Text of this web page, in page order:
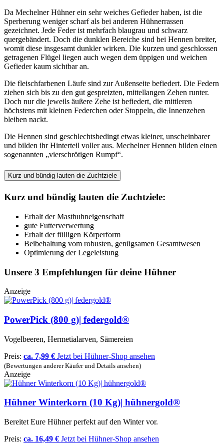
Da Mechelner Hühner ein sehr weiches Gefieder haben, ist die
Sperberung weniger scharf als bei anderen Hühnerrassen
gezeichnet. Jede Feder ist mehrfach blaugrau und schwarz
quergebändert. Doch die dunklen Bereiche sind bei Hennen breiter,
womit diese insgesamt dunkler wirken. Die kurzen und geschlossen
getragenen Flügel liegen auch wegen dem üppigen und weichen
Gefieder kaum sichtbar an.
Die fleischfarbenen Läufe sind zur Außenseite befiedert. Die Federn
ziehen sich bis zu den gut gespreizten, mittellangen Zehen runter.
Doch nur die jeweils äußere Zehe ist befiedert, die mittleren
höchstens mit kleinen Federchen oder Stoppeln, die Innenzehen
bleiben nackt.
Die Hennen sind geschlechtsbedingt etwas kleiner, unscheinbarer
und bilden ihr Hinterteil voller aus. Mechelner Hennen bilden einen
sogenannten „vierschrötigen Rumpf“.
Kurz und bündig lauten die Zuchtziele
Kurz und bündig lauten die Zuchtziele:
Erhalt der Masthuhneigenschaft
gute Futterverwertung
Erhalt der fülligen Körperform
Beibehaltung vom robusten, genügsamen Gesamtwesen
Optimierung der Legeleistung
Unsere 3 Empfehlungen für deine Hühner
Anzeige
PowerPick (800 g)| federgold®
Vogelbeeren, Hermetialarven, Sämereien
Preis: ca. 7,99 € Jetzt bei Hühner-Shop ansehen
(Bewertungen anderer Käufer und Details ansehen)
Anzeige
Hühner Winterkorn (10 Kg)| hühnergold®
Bereitet Eure Hühner perfekt auf den Winter vor.
Preis: ca. 16,49 € Jetzt bei Hühner-Shop ansehen